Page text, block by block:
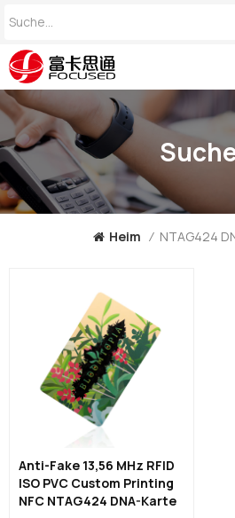
Heim / NTAG424
Anti-Fake 13,56 MHz RFID
ISO PVC Custom Printing
NFC NTAG424 DNA-Karte